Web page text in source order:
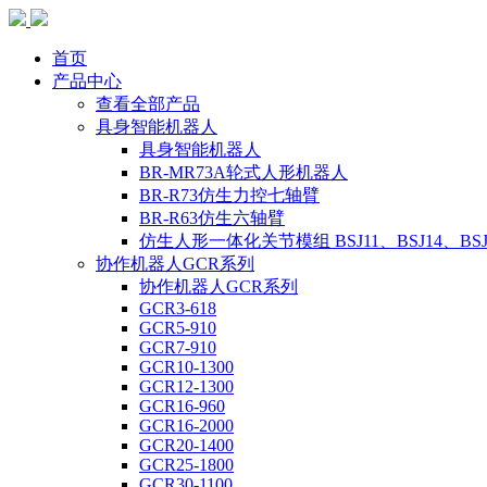
首页
产品中心
查看全部产品
具身智能机器人
具身智能机器人
BR-MR73A轮式人形机器人
BR-R73仿生力控七轴臂
BR-R63仿生六轴臂
仿生人形一体化关节模组 BSJ11、BSJ14、
协作机器人GCR系列
协作机器人GCR系列
GCR3-618
GCR5-910
GCR7-910
GCR10-1300
GCR12-1300
GCR16-960
GCR16-2000
GCR20-1400
GCR25-1800